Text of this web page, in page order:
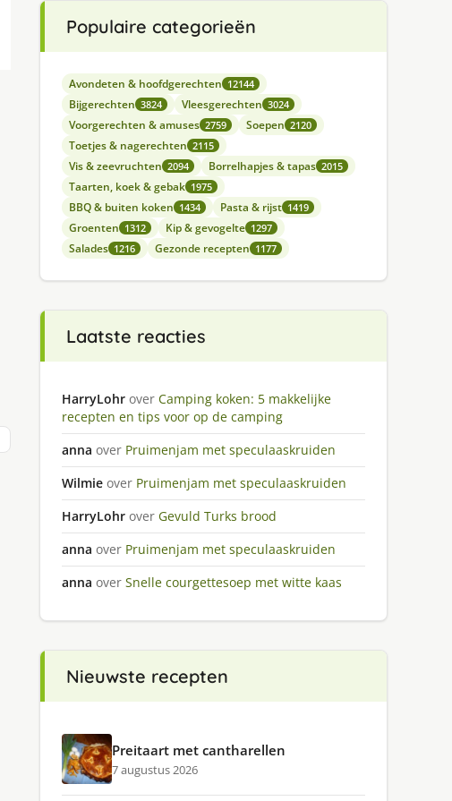
Populaire categorieën
Avondeten & hoofdgerechten 12144
Bijgerechten 3824 Vleesgerechten 3024
Voorgerechten & amuses 2759 Soepen 2120
Toetjes & nagerechten 2115
Vis & zeevruchten 2094 Borrelhapjes & tapas 2015
Taarten, koek & gebak 1975
BBQ & buiten koken 1434 Pasta & rijst 1419
Groenten 1312 Kip & gevogelte 1297
Salades 1216 Gezonde recepten 1177
Laatste reacties
HarryLohr over Camping koken: 5 makkelijke
recepten en tips voor op de camping
anna over Pruimenjam met speculaaskruiden
Wilmie over Pruimenjam met speculaaskruiden
HarryLohr over Gevuld Turks brood
anna over Pruimenjam met speculaaskruiden
anna over Snelle courgettesoep met witte kaas
Nieuwste recepten
Preitaart met cantharellen
7 augustus 2026